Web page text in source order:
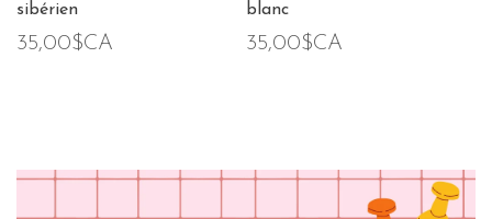
sibérien
35,00$CA
blanc
35,00$CA